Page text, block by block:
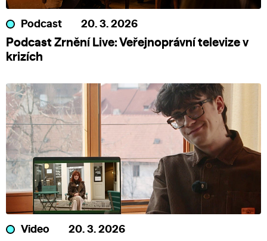
Podcast 20. 3. 2026
Podcast Zrnění Live: Veřejnoprávní televize v
krizích
Video 20. 3. 2026